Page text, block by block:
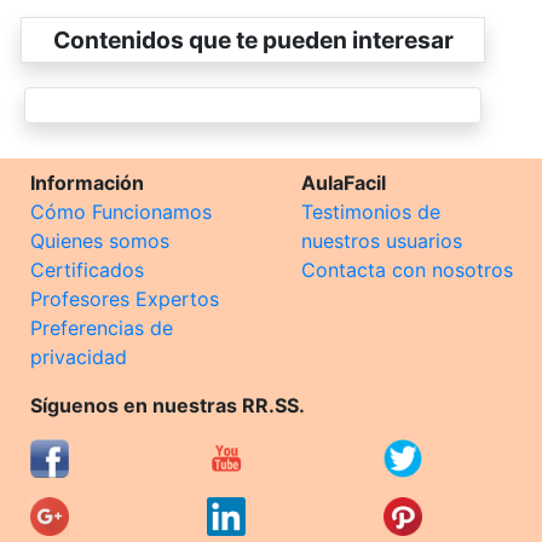
Contenidos que te pueden interesar
Información
Cómo Funcionamos
Quienes somos
Certificados
Profesores Expertos
Preferencias de
privacidad
AulaFacil
Testimonios de
nuestros usuarios
Contacta con nosotros
Síguenos en nuestras RR.SS.